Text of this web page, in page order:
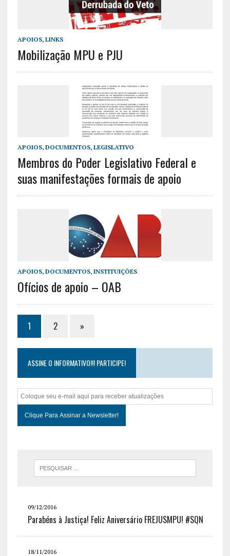
APOIOS, LINKS
Mobilização MPU e PJU
APOIOS, DOCUMENTOS, LEGISLATIVO
Membros do Poder Legislativo Federal e
suas manifestações formais de apoio
APOIOS, DOCUMENTOS, INSTITUIÇÕES
Ofícios de apoio – OAB
Paginação
de
posts
1 2 »
ASSINE O INFORMATIVO!!! PARTICIPE!
09/12/2016
Parabéns à Justiça! Feliz Aniversário FREJUSMPU! #SQN
18/11/2016